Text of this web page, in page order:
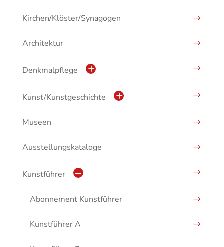
Kirchen/Klöster/Synagogen
Architektur
Denkmalpflege
Kulturdenkmale in Baden-Württemberg
Kunst/Kunstgeschichte
Antike/Mittelalter
Renaissance/Barock/19. Jahrhundert
Moderne/Gegenwartskunst
Übergreifende Darstellungen
Museen
Ausstellungskataloge
Kunstführer
Abonnement Kunstführer
Kunstführer A